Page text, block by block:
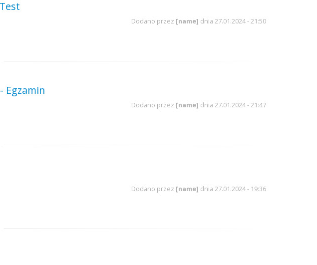
Dodano przez [name] dnia 27.01.2024 - 21:50
Egzamin
Dodano przez [name] dnia 27.01.2024 - 21:47
Dodano przez [name] dnia 27.01.2024 - 19:36